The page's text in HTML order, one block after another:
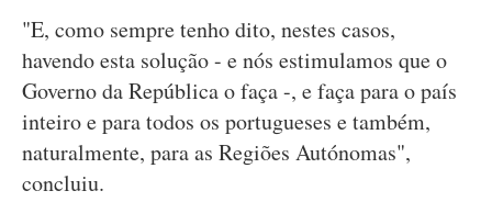
"E, como sempre tenho dito, nestes casos,
havendo esta solução - e nós estimulamos que o
Governo da República o faça -, e faça para o país
inteiro e para todos os portugueses e também,
naturalmente, para as Regiões Autónomas",
concluiu.